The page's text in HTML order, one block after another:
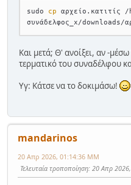
sudo cp αρχείο.κατιτίς /
Και μετά; Θ' ανοίξει, αν -
τερματικό του συναδέλφου
Υγ: Κάτσε να το δοκιμάσω!
mandarinos
20 Απρ 2026, 01:14:36 ΜΜ
Τελευταία τροποποίηση: 20 Απρ